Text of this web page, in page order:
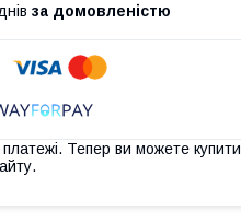
за домовленістю
платежі. Тепер ви можете купити